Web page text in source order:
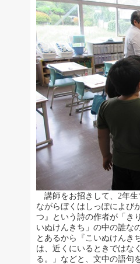
講師をお招きして、2年
ながらぼくはしっぽによび
つ』という詩の作者が「き
いぬけんきち」の中の誰な
とあるから『こいぬけんき
は、近くにいるときではな
る。」などと、文中の語句